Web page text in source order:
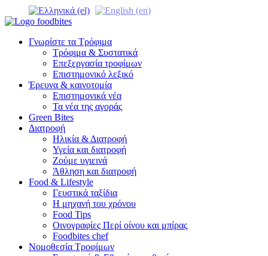
Γνωρίστε τα Τρόφιμα
Τρόφιμα & Συστατικά
Επεξεργασία τροφίμων
Επιστημονικό λεξικό
Έρευνα & καινοτομία
Επιστημονικά νέα
Τα νέα της αγοράς
Green Bites
Διατροφή
Ηλικία & Διατροφή
Υγεία και διατροφή
Ζούμε υγιεινά
Άθληση και διατροφή
Food & Lifestyle
Γευστικά ταξίδια
Η μηχανή του χρόνου
Food Tips
Οινογραφίες Περί οίνου και μπίρας
Foodbites chef
Νομοθεσία Τροφίμων